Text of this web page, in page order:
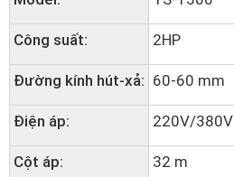
Công suất: 2HP
Đường kính hút-xả: 60-60 mm
Điện áp: 220V/380V
Cột áp: 32 m